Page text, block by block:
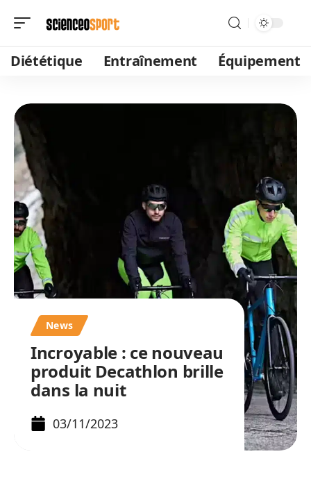
Diététique Entraînement Équipement
News
Incroyable : ce nouveau
produit Decathlon brille
dans la nuit
03/11/2023